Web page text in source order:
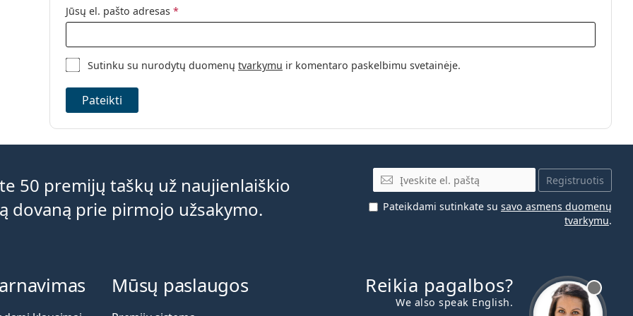
Jūsų el. pašto adresas *
Sutinku su nurodytų duomenųtvarkymu ir komentaro paskelbimu svetainėje.
Pateikti
50 premijų taškų už naujienlaiškio
prie pirmojo užsakymo.
El. pašto adresas
Registruotis
Pateikdami sutinkate su savo asmens duomenų
tvarkymu.
Reikia pagalbos?
We also speak English.
Mūsų paslaugos